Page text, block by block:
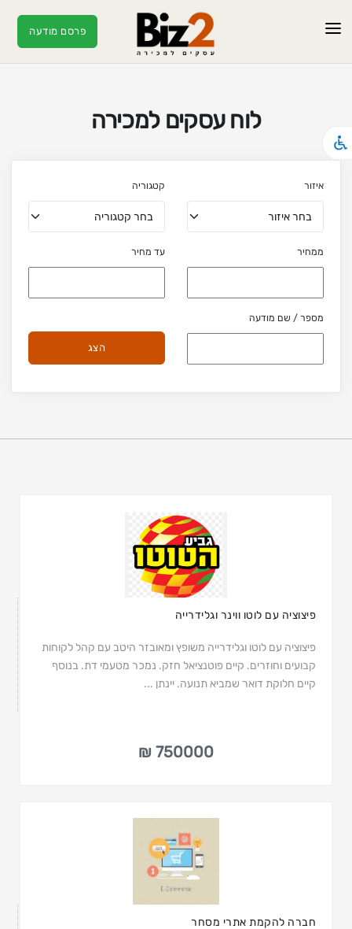
פרסם מודעה
ראשי
מאמרים
לוח עסקים למכירה
איזור קטגוריה
ממחיר עד מחיר
מספר / שם מודעה
הצג
פיצוציה עם לוטו ווינר וגלידרייה
פיצוציה עם לוטו וגלידרייה משופץ ומאובזר היטב עם קהל לקוחות
קבועים וחוזרים. קיים פוטנציאל חזק. נמכר מטעמי דת. בנוסף
קיים חלוקת דואר שמביא תנועה. יינתן ...
750000 ₪
חברה להקמת אתרי מסחר